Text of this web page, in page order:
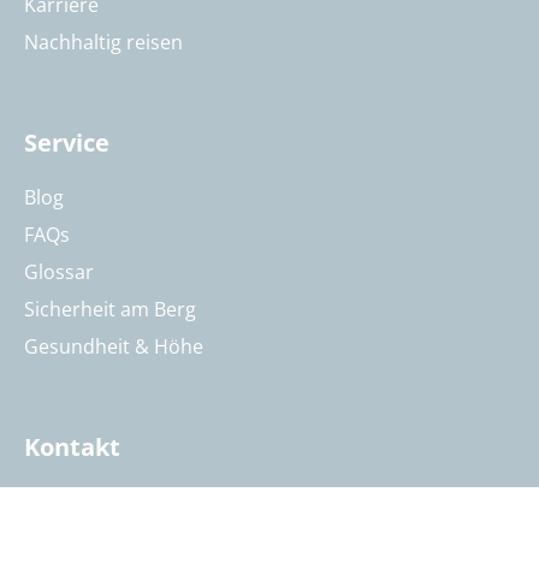
Karriere
Nachhaltig reisen
Service
Blog
FAQs
Glossar
Sicherheit am Berg
Gesundheit & Höhe
Kontakt